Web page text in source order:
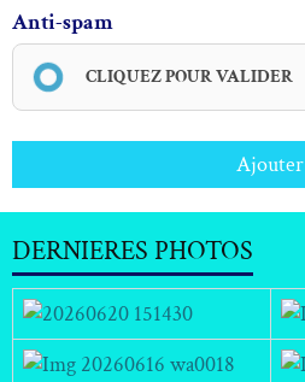
Anti-spam
CLIQUEZ POUR VALIDER
Ajouter
DERNIERES PHOTOS